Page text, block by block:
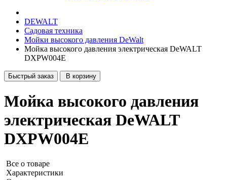
DEWALT
Садовая техника
Мойки высокого давления DeWalt
Мойка высокого давления электрическая DeWALT
DXPW004E
Быстрый заказ В корзину
Мойка высокого давления
электрическая DeWALT
DXPW004E
Все о товаре
Характеристики